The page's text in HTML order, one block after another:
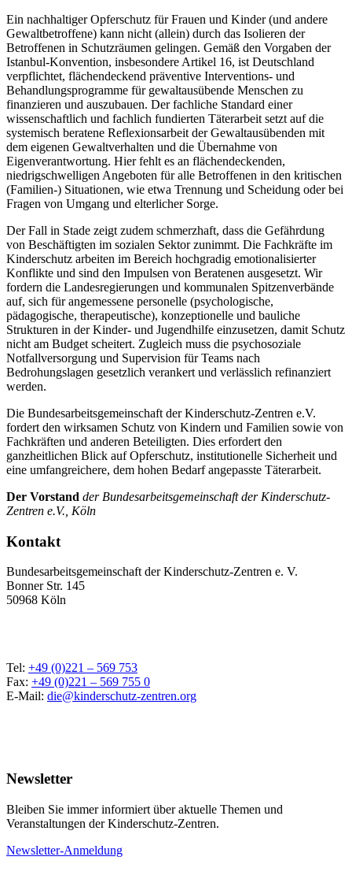
Ein nachhaltiger Opferschutz für Frauen und Kinder (und andere
Gewaltbetroffene) kann nicht (allein) durch das Isolieren der
Betroffenen in Schutzräumen gelingen. Gemäß den Vorgaben der
Istanbul-Konvention, insbesondere Artikel 16, ist Deutschland
verpflichtet, flächendeckend präventive Interventions- und
Behandlungsprogramme für gewaltausübende Menschen zu
finanzieren und auszubauen. Der fachliche Standard einer
wissenschaftlich und fachlich fundierten Täterarbeit setzt auf die
systemisch beratene Reflexionsarbeit der Gewaltausübenden mit
dem eigenen Gewaltverhalten und die Übernahme von
Eigenverantwortung. Hier fehlt es an flächendeckenden,
niedrigschwelligen Angeboten für alle Betroffenen in den kritischen
(Familien-) Situationen, wie etwa Trennung und Scheidung oder bei
Fragen von Umgang und elterlicher Sorge.
Der Fall in Stade zeigt zudem schmerzhaft, dass die Gefährdung
von Beschäftigten im sozialen Sektor zunimmt. Die Fachkräfte im
Kinderschutz arbeiten im Bereich hochgradig emotionalisierter
Konflikte und sind den Impulsen von Beratenen ausgesetzt. Wir
fordern die Landesregierungen und kommunalen Spitzenverbände
auf, sich für angemessene personelle (psychologische,
pädagogische, therapeutische), konzeptionelle und bauliche
Strukturen in der Kinder- und Jugendhilfe einzusetzen, damit Schutz
nicht am Budget scheitert. Zugleich muss die psychosoziale
Notfallversorgung und Supervision für Teams nach
Bedrohungslagen gesetzlich verankert und verlässlich refinanziert
werden.
Die Bundesarbeitsgemeinschaft der Kinderschutz-Zentren e.V.
fordert den wirksamen Schutz von Kindern und Familien sowie von
Fachkräften und anderen Beteiligten. Dies erfordert den
ganzheitlichen Blick auf Opferschutz, institutionelle Sicherheit und
eine umfangreichere, dem hohen Bedarf angepasste Täterarbeit.
Der Vorstand der Bundesarbeitsgemeinschaft der Kinderschutz-
Zentren e.V., Köln
Kontakt
Bundesarbeitsgemeinschaft der Kinderschutz-Zentren e. V.
Bonner Str. 145
50968 Köln
Tel: +49 (0)221 – 569 753
Fax: +49 (0)221 – 569 755 0
E-Mail: die@kinderschutz-zentren.org
Newsletter
Bleiben Sie immer informiert über aktuelle Themen und
Veranstaltungen der Kinderschutz-Zentren.
Newsletter-Anmeldung